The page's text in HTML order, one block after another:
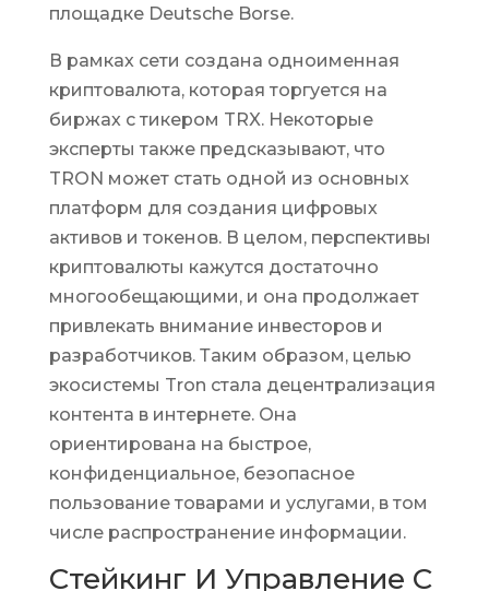
площадке Deutsche Borse.
В рамках сети создана одноименная
криптовалюта, которая торгуется на
биржах с тикером TRX. Некоторые
эксперты также предсказывают, что
TRON может стать одной из основных
платформ для создания цифровых
активов и токенов. В целом, перспективы
криптовалюты кажутся достаточно
многообещающими, и она продолжает
привлекать внимание инвесторов и
разработчиков. Таким образом, целью
экосистемы Tron стала децентрализация
контента в интернете. Она
ориентирована на быстрое,
конфиденциальное, безопасное
пользование товарами и услугами, в том
числе распространение информации.
Стейкинг И Управление С